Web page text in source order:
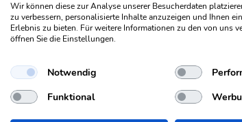
Rusch
steifes Sumpfgras
Sumpfgras
Wir können diese zur Analyse unserer Besucherdaten
zu verbessern, personalisierte Inhalte anzuzeigen und Ihnen
Erlebnis zu bieten. Für weitere Informationen zu den von uns
öffnen Sie die Einstellungen.
Notwendig
Funktional